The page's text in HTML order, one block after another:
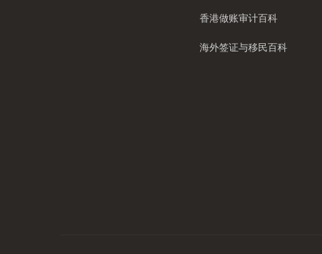
香港做账审计百科
海外签证与移民百科